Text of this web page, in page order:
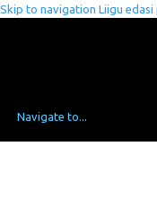
Skip to navigation Liigu edasi